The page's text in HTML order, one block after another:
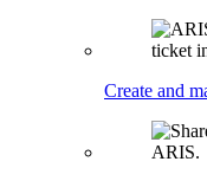
Create and